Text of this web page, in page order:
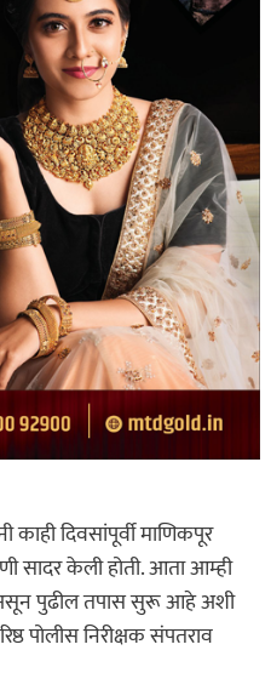
दिवसांपूर्वी माणिकपूर
सादर केली होती. आता आम्ही
पुढील तपास सुरू आहे अशी
पोलीस निरीक्षक संपतराव